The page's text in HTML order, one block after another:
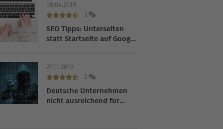
08.04.2019
3
SEO Tipps: Unterseiten
statt Startseite auf Google
27.11.2019
2
Deutsche Unternehmen
nicht ausreichend für